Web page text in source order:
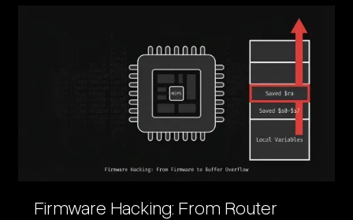
Firmware Hacking: From Router